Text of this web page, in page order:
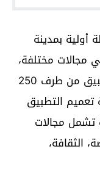
بمدينة
مجالات مختلفة،
وعرفت المرحلة التجريبية تحميل التطبيق من طرف 250
التطبيق
مجالات
الثقافة،